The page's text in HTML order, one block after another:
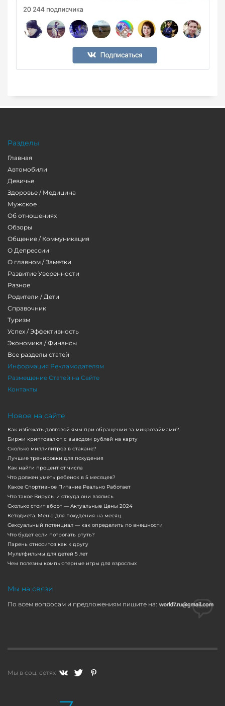
Разделы
Главная
Автомобили
Девичье
Здоровье / Медицина
Мужское
Об отношениях
Обзоры
Общение / Коммуникация
О Депрессии
О главном / Заметки
Развитие Уверенности
Разное
Родители / Дети
Справочник
Туризм
Успех / Эффективность
Экономика / Финансы
Все разделы статей
Информация Рекламодателям
Размещение Статей на Сайте
Контакты
Новое на сайте
Как избежать долговой ямы при обращении за микрозаймами?
Биржи криптовалют с выводом рублей на карту
Сколько миллилитров в стакане?
Лучшие тренировки для похудения
Как найти процент от числа
Что должен уметь ребенок в 5 месяцев?
Какое Спортивное Питание Реально Работает
Что такое Вирусы и откуда они взялись
Сколько стоит аборт — Актуальные Цены 2024
Кетодиета. Меню для похудения на месяц.
Сексуальный потенциал — как определить по внешности
Что будет если потрогать ртуть?
Парень относится как к другу
Мультфильмы для детей 5 лет
Чем полезны компьютерные игры для взрослых
Мы на связи
По всем вопросам и предложениям пишите на:
Мы в соц. сетях